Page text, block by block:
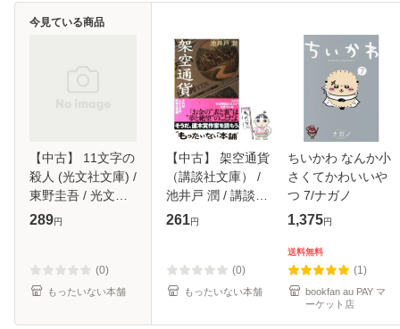
【中古】 11文字の
殺人 (光文社文庫) /
東野圭吾 / 光文社
[その他]【メール便
289円
(0)
もったいない本舗
今見ている商品
【中古】 架空通貨
（講談社文庫） /
池井戸 潤 / 講談社
[文庫]【メール便送
261円
(0)
もったいない本舗
ちいかわ なんか小
さくてかわいいや
つ 7/ナガノ
1,375円
送料無料
(1)
bookfan au PAY マ
ーケット店